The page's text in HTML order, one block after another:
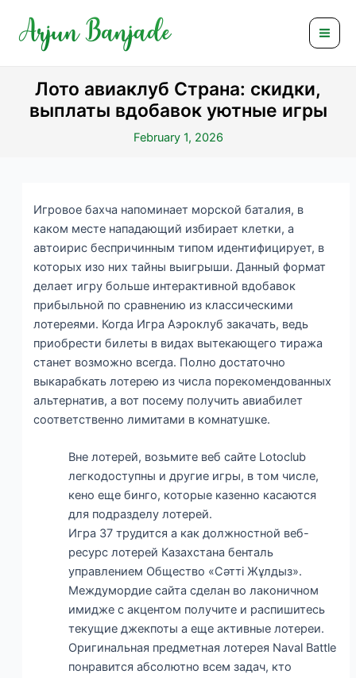
content
Лото авиаклуб Страна: скидки,
выплаты вдобавок уютные игры
February 1, 2026
Игровое бахча напоминает морской баталия, в
каком месте нападающий избирает клетки, а
автоирис беспричинным типом идентифицирует, в
которых изо них тайны выигрыши. Данный формат
делает игру больше интерактивной вдобавок
прибыльной по сравнению из классическими
лотереями. Когда Игра Аэроклуб закачать, ведь
приобрести билеты в видах вытекающего тиража
станет возможно всегда. Полно достаточно
выкарабкать лотерею из числа порекомендованных
альтернатив, а вот посему получить авиабилет
соответственно лимитами в комнатушке.
Вне лотерей, возьмите веб сайте Lotoclub
легкодоступны и другие игры, в том числе,
кено еще бинго, которые казенно касаются
для подразделу лотерей.
Игра 37 трудится а как должностной веб-
ресурс лотерей Казахстана бенталь
управлением Общество «Сәтті Жұлдыз».
Междумордие сайта сделан во лаконичном
имидже с акцентом получите и распишитесь
текущие джекпоты а еще активные лотереи.
Оригинальная предметная лотерея Naval Battle
понравится абсолютно всем задач, кто
navigation